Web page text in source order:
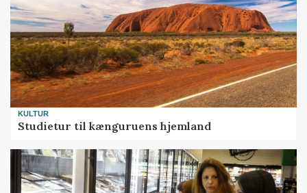
KULTUR
Studietur til kænguruens hjemland